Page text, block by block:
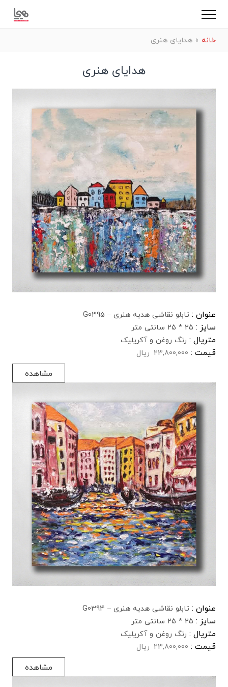
خانه » هدایای هنری
هدایای هنری
عنوان : تابلو نقاشی هدیه هنری – G0395
سایز : 25 * 25 سانتی متر
متریال : رنگ روغن و آکریلیک
قیمت : 23,800,000 ریال
مشاهده
عنوان : تابلو نقاشی هدیه هنری – G0394
سایز : 25 * 25 سانتی متر
متریال : رنگ روغن و آکریلیک
قیمت : 23,800,000 ریال
مشاهده